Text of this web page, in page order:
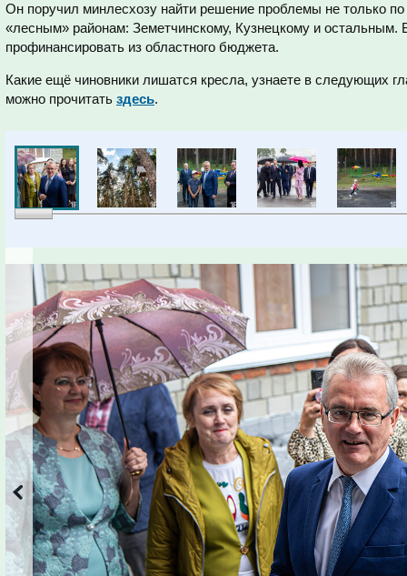
Он поручил минлесхозу найти решение проблемы не только
«лесным» районам: Земетчинскому, Кузнецкому и остальным.
профинансировать из областного бюджета.
Какие ещё чиновники лишатся кресла, узнаете в следующих
можно прочитать здесь.